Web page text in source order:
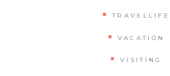
TRAVELLIFE
VACATION
VISITING